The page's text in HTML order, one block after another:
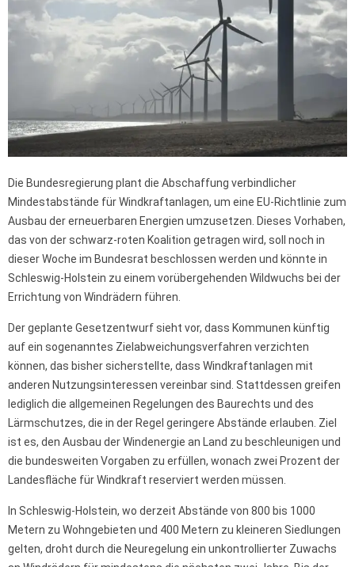
Die Bundesregierung plant die Abschaffung verbindlicher
Mindestabstände für Windkraftanlagen, um eine EU-Richtlinie zum
Ausbau der erneuerbaren Energien umzusetzen. Dieses Vorhaben,
das von der schwarz-roten Koalition getragen wird, soll noch in
dieser Woche im Bundesrat beschlossen werden und könnte in
Schleswig-Holstein zu einem vorübergehenden Wildwuchs bei der
Errichtung von Windrädern führen.
Der geplante Gesetzentwurf sieht vor, dass Kommunen künftig
auf ein sogenanntes Zielabweichungsverfahren verzichten
können, das bisher sicherstellte, dass Windkraftanlagen mit
anderen Nutzungsinteressen vereinbar sind. Stattdessen greifen
lediglich die allgemeinen Regelungen des Baurechts und des
Lärmschutzes, die in der Regel geringere Abstände erlauben. Ziel
ist es, den Ausbau der Windenergie an Land zu beschleunigen und
die bundesweiten Vorgaben zu erfüllen, wonach zwei Prozent der
Landesfläche für Windkraft reserviert werden müssen.
In Schleswig-Holstein, wo derzeit Abstände von 800 bis 1000
Metern zu Wohngebieten und 400 Metern zu kleineren Siedlungen
gelten, droht durch die Neuregelung ein unkontrollierter Zuwachs